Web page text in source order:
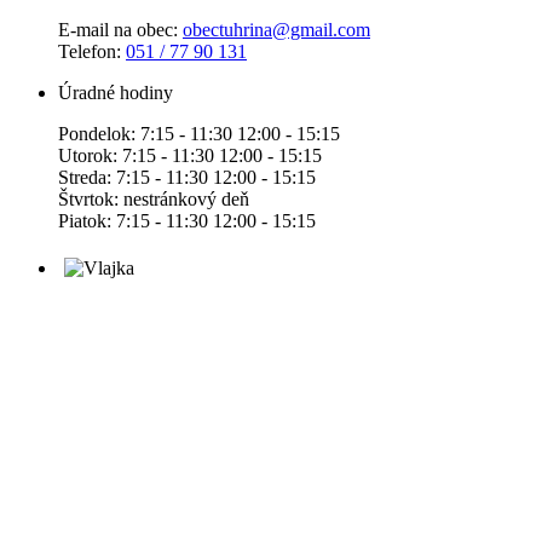
E-mail na obec: obectuhrina@gmail.com
Telefon: 051 / 77 90 131
Úradné hodiny
Pondelok: 7:15 - 11:30 12:00 - 15:15
Utorok: 7:15 - 11:30 12:00 - 15:15
Streda: 7:15 - 11:30 12:00 - 15:15
Štvrtok: nestránkový deň
Piatok: 7:15 - 11:30 12:00 - 15:15